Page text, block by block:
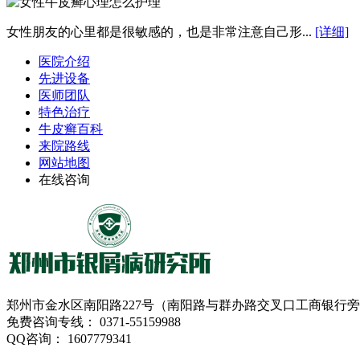
女性朋友的心里都是很敏感的，也是非常注意自己形... [详细]
医院介绍
先进设备
医师团队
特色治疗
牛皮癣百科
来院路线
网站地图
在线咨询
郑州市金水区南阳路227号（南阳路与群办路交叉口工商银行
免费咨询专线： 0371-55159988
QQ咨询： 1607779341